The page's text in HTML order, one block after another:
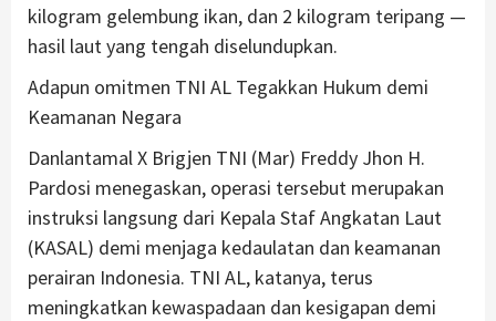
kilogram gelembung ikan, dan 2 kilogram teripang —
hasil laut yang tengah diselundupkan.
Adapun omitmen TNI AL Tegakkan Hukum demi
Keamanan Negara
Danlantamal X Brigjen TNI (Mar) Freddy Jhon H.
Pardosi menegaskan, operasi tersebut merupakan
instruksi langsung dari Kepala Staf Angkatan Laut
(KASAL) demi menjaga kedaulatan dan keamanan
perairan Indonesia. TNI AL, katanya, terus
meningkatkan kewaspadaan dan kesigapan demi